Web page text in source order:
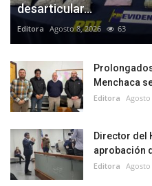
desarticular...
Editora Agosto 8, 2026 63
Menchaca
Editora Agosto
Director del
aprobación
Editora Agosto